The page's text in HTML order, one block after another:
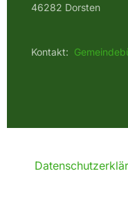
46282 Dorsten
Kontakt: